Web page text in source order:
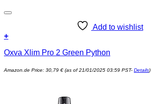
Add to wishlist
+
Oxva Xlim Pro 2 Green Python
Amazon.de Price: 30,79 € (as of 21/01/2025 03:59 PST- Details)